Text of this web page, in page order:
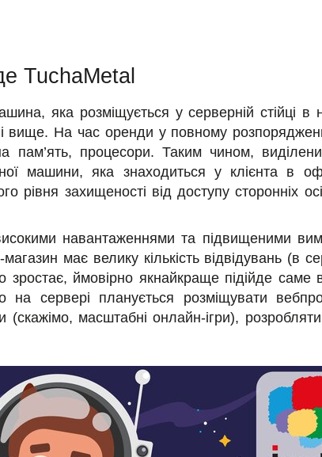
TuchaMetal
яка розміщується у серверній стійці в
вище. На час оренди у повному
пам’ять, процесори. Таким чином,
машини, яка знаходиться у клієнта в
рівня захищеності від доступу сторонніх
навантаженнями та підвищеними
має велику кількість відвідувань (в
ймовірно якнайкраще підійде саме
сервері планується розміщувати
масштабні онлайн-ігри),